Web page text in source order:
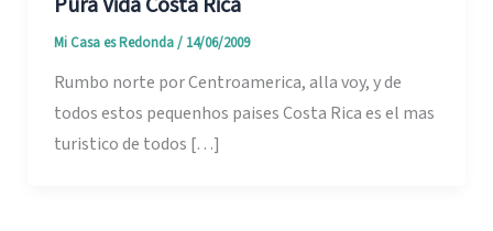
Mi Casa es Redonda/ 14/06/2009
Rumbo norte por Centroamerica, alla voy, y de
todos estos pequenhos paises Costa Rica es el mas
turistico de todos […]